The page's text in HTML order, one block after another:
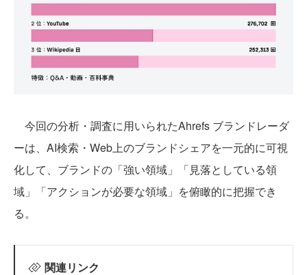
今回の分析・調査に用いられたAhrefs ブランドレーダ
ーは、AI検索・Web上のブランドシェアを一元的に可視
化して、ブランドの「強い領域」「見落としている領
域」「アクションが必要な領域」を俯瞰的に把握でき
る。
関連リンク